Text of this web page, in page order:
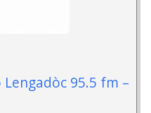
Lengadòc 95.5 fm –